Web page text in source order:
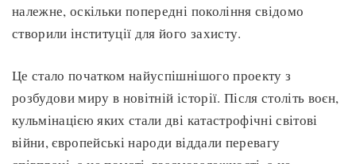
належне, оскільки попередні покоління свідомо
створили інституції для його захисту.
Це стало початком найуспішнішого проекту з
розбудови миру в новітній історії. Після століть воєн,
кульмінацією яких стали дві катастрофічні світові
війни, європейські народи віддали перевагу